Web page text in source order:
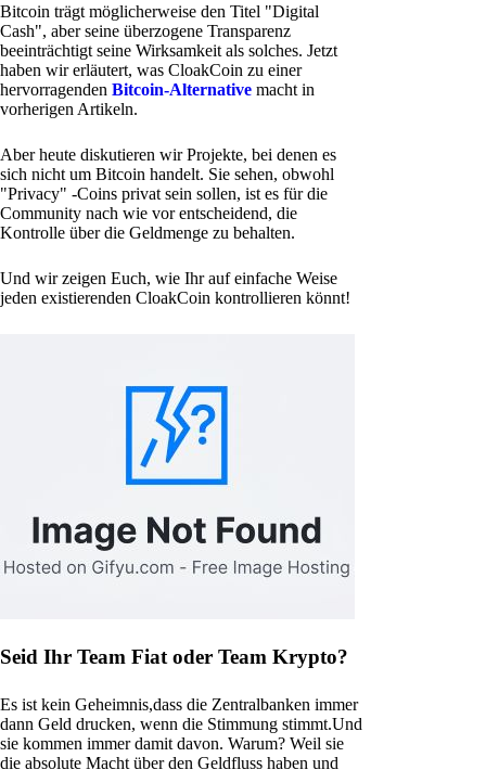
Bitcoin trägt möglicherweise den Titel "Digital
Cash", aber seine überzogene Transparenz
beeinträchtigt seine Wirksamkeit als solches. Jetzt
haben wir erläutert, was CloakCoin zu einer
hervorragenden Bitcoin-Alternative macht in
vorherigen Artikeln.
Aber heute diskutieren wir Projekte, bei denen es
sich nicht um Bitcoin handelt. Sie sehen, obwohl
"Privacy" -Coins privat sein sollen, ist es für die
Community nach wie vor entscheidend, die
Kontrolle über die Geldmenge zu behalten.
Und wir zeigen Euch, wie Ihr auf einfache Weise
jeden existierenden CloakCoin kontrollieren könnt!
Seid Ihr Team Fiat oder Team Krypto?
Es ist kein Geheimnis,dass die Zentralbanken immer
dann Geld drucken, wenn die Stimmung stimmt.Und
sie kommen immer damit davon. Warum? Weil sie
die absolute Macht über den Geldfluss haben und